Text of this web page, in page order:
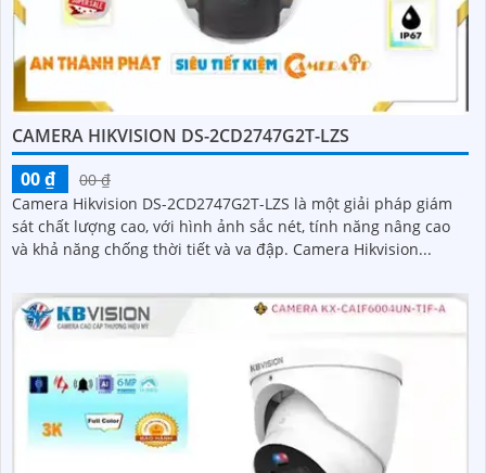
CAMERA HIKVISION DS-2CD2747G2T-LZS
00 ₫
00 ₫
Camera Hikvision DS-2CD2747G2T-LZS là một giải pháp giám
sát chất lượng cao, với hình ảnh sắc nét, tính năng nâng cao
và khả năng chống thời tiết và va đập. Camera Hikvision...